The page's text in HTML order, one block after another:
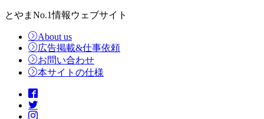
とやまNo.1情報ウェブサイト
About us
広告掲載&仕事依頼
お問い合わせ
本サイトの仕様